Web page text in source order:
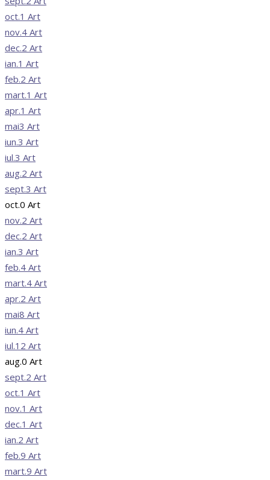
oct.1 Art
nov.4 Art
dec.2 Art
ian.1 Art
feb.2 Art
mart.1 Art
apr.1 Art
mai3 Art
iun.3 Art
iul.3 Art
aug.2 Art
sept.3 Art
oct.0 Art
nov.2 Art
dec.2 Art
ian.3 Art
feb.4 Art
mart.4 Art
apr.2 Art
mai8 Art
iun.4 Art
iul.12 Art
aug.0 Art
sept.2 Art
oct.1 Art
nov.1 Art
dec.1 Art
ian.2 Art
feb.9 Art
mart.9 Art